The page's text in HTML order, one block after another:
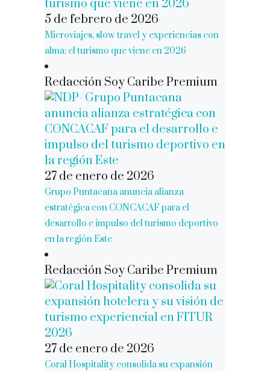
5 de febrero de 2026
Microviajes, slow travel y experiencias con
alma: el turismo que viene en 2026
Redacción Soy Caribe Premium
27 de enero de 2026
Grupo Puntacana anuncia alianza
estratégica con CONCACAF para el
desarrollo e impulso del turismo deportivo
en la región Este
Redacción Soy Caribe Premium
27 de enero de 2026
Coral Hospitality consolida su expansión